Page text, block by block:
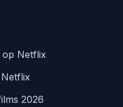
Netflix
2026